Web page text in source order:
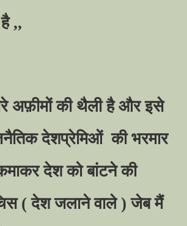
,,
अफ़ीमों की थैली है और इसे
देशप्रेमिओं की भरमार
देश को बांटने की
( देश जलाने वाले ) जेब मैं